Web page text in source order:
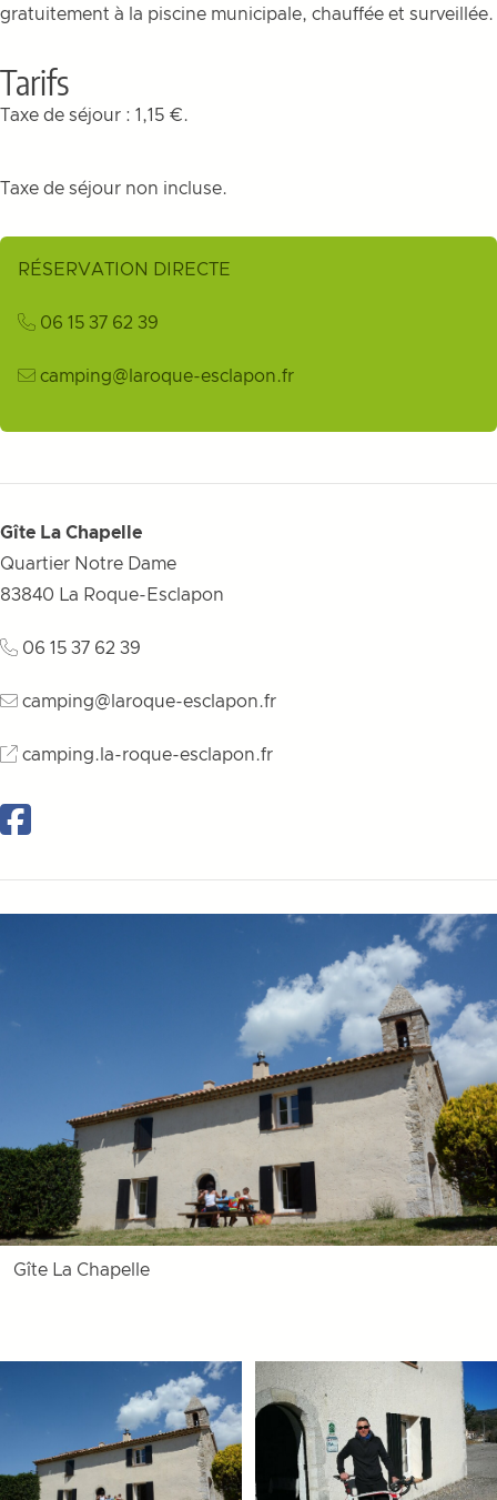
Gîte La Chapelle
gratuitement à la piscine municipale, chauffée et surveillée.
Tarifs
Taxe de séjour : 1,15 €.
Taxe de séjour non incluse.
RÉSERVATION DIRECTE
06 15 37 62 39
camping@laroque-esclapon.fr
Gîte La Chapelle
Quartier Notre Dame
83840 La Roque-Esclapon
06 15 37 62 39
camping@laroque-esclapon.fr
camping.la-roque-esclapon.fr
Facebook